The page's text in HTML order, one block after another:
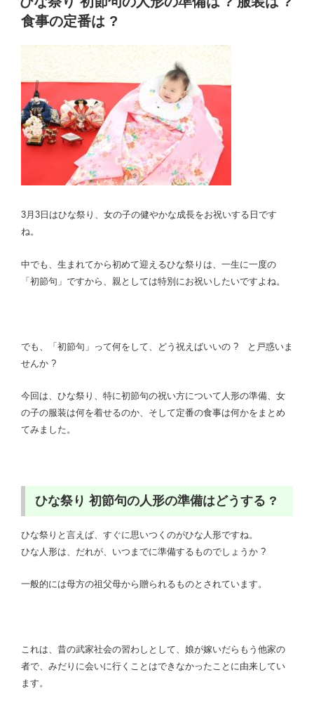
?
物
と
の
し
の
日:
食事の定番は ?
3月3日はひな祭り、女の子の健やかな成長をお祝いする日です
ね。
中でも、生まれてから初めて迎えるひな祭りは、一生に一度の
「初節句」ですから、親としては特別にお祝いしたいですよね。
でも、「初節句」って何をして、どう祝えばいいの ?
と戸惑いま
せんか ?
今回は、ひな祭り、特に初節句の祝い方について人形の準備、女
の子の服装は何を着せるのか、そして定番の食事は何かをまとめ
てみました。
ひな祭り 初節句の人形の準備はどうする ?
ひな祭りと言えば、すぐに思いつくのがひな人形ですね。
ひな人形は、だれが、いつまでに準備するものでしょうか ?
一般的には母方の祖父母から贈られるものとされています。
これは、昔の武家社会の習わしとして、娘が嫁いだらもう他家の
者で、みだりに会いに行くことはできなかったことに由来してい
ます。